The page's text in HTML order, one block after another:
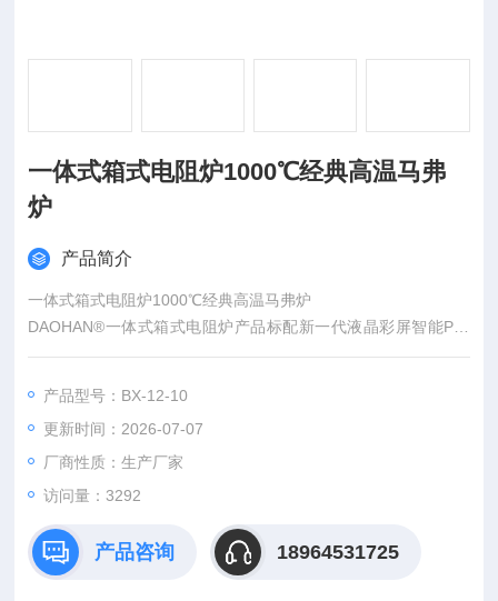
一体式箱式电阻炉1000℃经典高温马弗
炉
产品简介
一体式箱式电阻炉1000℃经典高温马弗炉
DAOHAN®一体式箱式电阻炉产品标配新一代液晶彩屏智能PID
数字逻辑温控处理控制器，能高效快速达到设定值且运行稳定。
源。可以简化复杂的试验过程，真正实现自动控制和运行。
产品型号：BX-12-10
更新时间：2026-07-07
厂商性质：生产厂家
访问量：3292
产品咨询 18964531725